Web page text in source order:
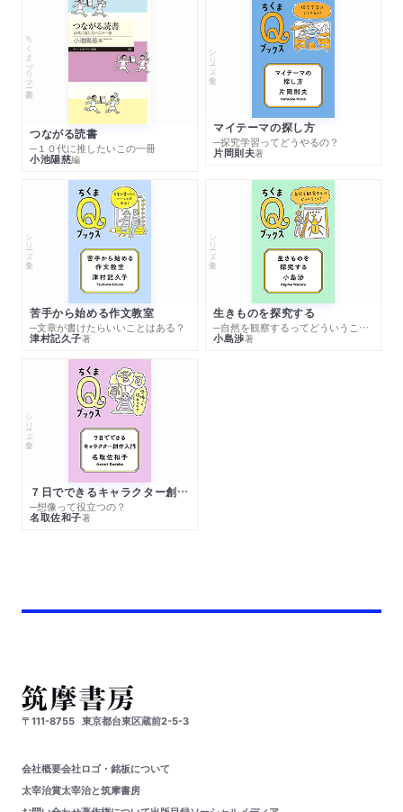
ちくまプリマー新書
つながる読書
─１０代に推したいこの一冊
小池陽慈編
シリーズ・全集
マイテーマの探し方
─探究学習ってどうやるの？
片岡則夫著
シリーズ・全集
苦手から始める作文教室
─文章が書けたらいいことはある？
津村記久子著
シリーズ・全集
生きものを探究する
─自然を観察するってどういうこと？
小島渉著
シリーズ・全集
７日でできるキャラクター創作入門
─想像って役立つの？
名取佐和子著
〒111-8755 東京都台東区蔵前2-5-3
会社概要会社ロゴ・銘板について
太宰治賞太宰治と筑摩書房